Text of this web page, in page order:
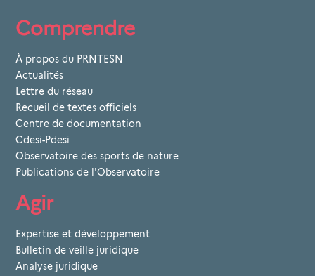
Comprendre
À propos du PRNTESN
Actualités
Lettre du réseau
Recueil de textes officiels
Centre de documentation
Cdesi-Pdesi
Observatoire des sports de nature
Publications de l'Observatoire
Agir
Expertise et développement
Bulletin de veille juridique
Analyse juridique